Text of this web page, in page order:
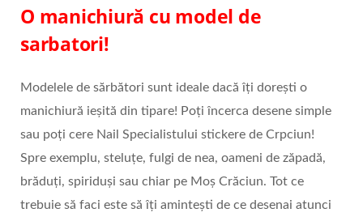
O manichiură cu model de
sarbatori!
Modelele de sărbători sunt ideale dacă îți dorești o
manichiură ieșită din tipare! Poți încerca desene simple
sau poți cere Nail Specialistului stickere de Crpciun!
Spre exemplu, steluțe, fulgi de nea, oameni de zăpadă,
brăduți, spiriduși sau chiar pe Moș Crăciun. Tot ce
trebuie să faci este să îți amintești de ce desenai atunci